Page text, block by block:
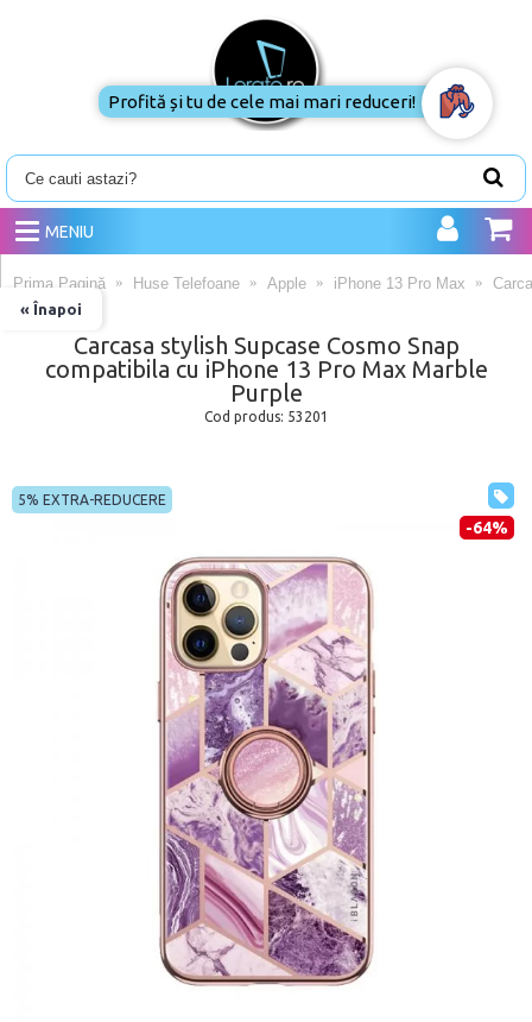
MENIU
« Înapoi
Prima Pagină Huse Telefoane Apple iPhone 13 Pro Max
Carcasa stylish Supcase Cosmo Snap
compatibila cu iPhone 13 Pro Max Marble
Purple
Cod produs: 53201
-64%
5% EXTRA-REDUCERE
Profită și tu de cele mai mari reduceri!